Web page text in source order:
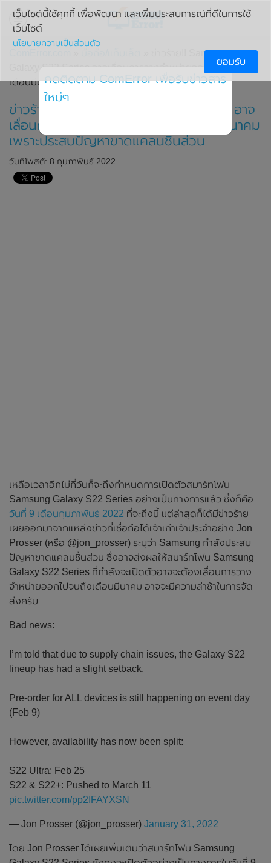
» ข่าวร้าย!! Samsung
Galaxy S22 Series อาจเลื่อนการวางจำหน่ายออกไปจนถึง
เดือนมีนาคม เพราะประสบปัญหาขาดแคลนชิ้นส่วน
ข่าวร้าย!! Samsung Galaxy S22 Series อาจ
เลื่อนการวางจำหน่ายออกไปจนถึงเดือนมีนาคม
เพราะประสบปัญหาขาดแคลนชิ้นส่วน
วันที่โพสต์: 8 กุมภาพันธ์ 2022
เหลือเวลาอีกไม่กี่วันก็จะถึงกำหนดการเปิดตัวสมาร์ทโฟน
Samsung Galaxy S22 Series อย่างเป็นทางการแล้ว ซึ่งก็คือ
วันที่ 9 เดือนกุมภาพันธ์ 2022 ที่จะถึงนี้ แต่ล่าสุดก็ได้มีข่าวร้าย
เผยออกมาจากแหล่งข่าวที่เชื่อถือได้เจ้าเก่าเจ้าประจำอย่าง Jon
Prosser (หรือ @jon_prosser) ระบุว่า Samsung กำลังประสบ
ปัญหาขาดแคลนชิ้นส่วน ซึ่งอาจส่งผลให้สมาร์ทโฟน Samsung
Galaxy S22 Series ที่กำลังจะเปิดตัวอาจจะต้องเลื่อนการวาง
จำหน่ายออกไปจนถึงเดือนมีนาคม อาจจะมีความล่าช้าในการจัด
ส่งครับ
Bad news:
I’m told that due to supply chain issues, the Galaxy S22
lineup has had a slight setback.
Pre-order for ALL devices is still happening on event day
(Feb 9)
However, availability has now been split:
S22 Ultra: Feb 25
S22 & S22+: Pushed to March 11
pic.twitter.com/pp2IFAYXSN
— Jon Prosser (@jon_prosser) January 31, 2022
โดย Jon Prosser ได้เผยเพิ่มเติมว่าสมาร์ทโฟน Samsung
เว็บไซต์นี้ใช้คุกกี้ เพื่อพัฒนา และเพิ่มประสบการณ์ที่ดีในการใช้
เว็บไซต์
นโยบายความเป็นส่วนตัว
ยอมรับ
กดติดตาม ComError เพื่อรับข่าวสาร
ใหม่ๆ